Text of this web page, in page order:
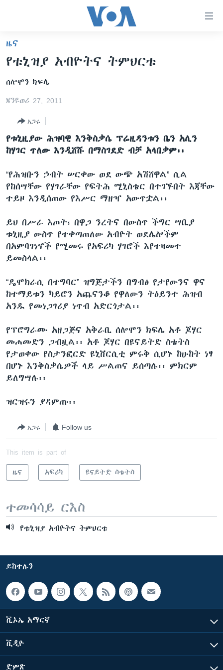
ማገናኛዎች
ዋናው
ይዘት
ወደ
ይዘት
እለፍ
ወደ
ይዘት
እለፍ
ዓለምአቀፍ
አሜሪካ
መካከለኛው ምሥራቅ
ከምሽቱ ሦስት ሰዓት የአማርኛ ዜና
ቪዲዮ
የፎቶ መድብሎች
Learning English
ቋንቋዎች
ዜና
የቱኒዝያ አብዮትና ትምህርቱ
ሰሎሞን ክፍሌ
ጃንዩወሪ 27, 2011
አጋሩ
የቱኒዚያው ሕዝባዊ እንቅስቃሴ ፕሬዚዳንቱን ቤን አሊን
ከሃገር ጥለው እንዲሸሹ በማስገደድ ብቻ አላበቃም፡፡
“የሕዝቡን ኃብት ሠርቀው ወደ ውጭ አሽሸዋል” ሲል
የከሰሣቸው የሃገራቸው የፍትሕ ሚኒስቴር በተገኙበት እጃቸው
ተይዞ እንዲሰጠው የእሥር ማዘዣ አውጥቷል፡፡
ይህ በሥራ እጦት፣ በዋጋ ንረትና በውስጥ ችግር ሣቢያ
ቱኒዚያ ውስጥ የተቀጣጠለው አብዮት ወደሌሎችም
በአምባገነኖች የሚመሩ የአፍሪካ ሃገሮች እየተዛመተ
ይመስላል፡፡
“ዴሞክራሲ በተግባር” ዝግጅታችን በግብፅ የታየውንና ዋና
ከተማይቱን ካይሮን አጨናንቆ የዋለውን ትዕይንተ ሕዝብ
አንዱ የመነጋገሪያ ነጥብ አድርጎታል፡፡
የፕሮግራሙ አዘጋጅና አቅራቢ ሰሎሞን ክፍሌ አቶ ጆሃር
መሐመድን ጋብዟል፡፡ አቶ ጆሃር በዩናይትድ ስቴትስ
የታወቀው የስታንፎርድ ዩኒቨርሲቲ ምሩቅ ሲሆኑ ከሁከት ነፃ
በሆኑ እንቅስቃሴዎች ላይ ሥልጠና ይሰጣሉ፡፡ ምክርም
ይለግሣሉ፡፡
ዝርዝሩን ያዳምጡ፡፡
አጋሩ Follow us
This item is part of
ዜና አፍሪካ ዩናይትድ ስቴትስ
ተመሳሳይ ርእስ
የቱኒዝያ አብዮትና ትምህርቱ
ይከተሉን
ቪኦኤ አማርኛ
ቪዲዮ
ድምጽ